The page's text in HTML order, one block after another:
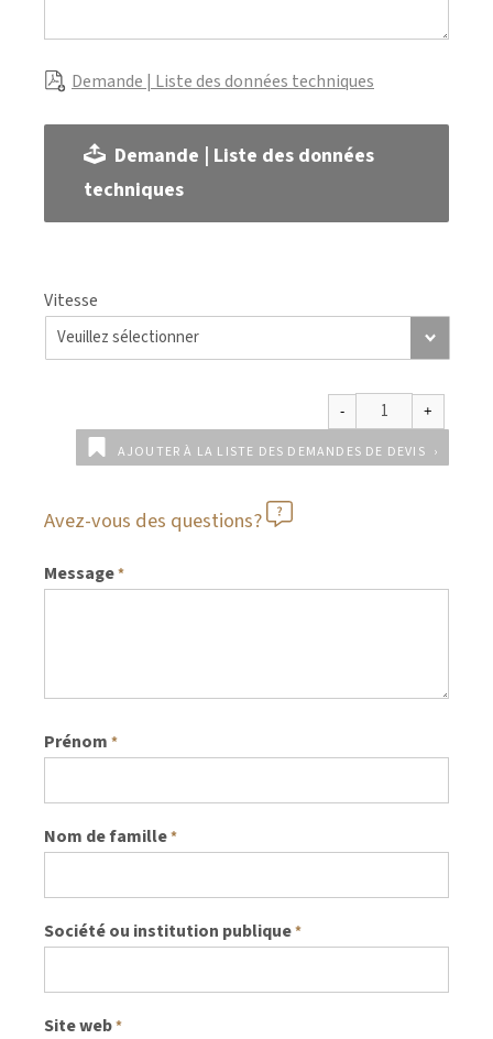
Demande | Liste des données techniques
Demande | Liste des données
techniques
Vitesse
AJOUTER À LA LISTE DES DEMANDES DE DEVIS
Avez-vous des questions?
Message*
Prénom *
Nom de famille*
Société ou institution publique*
Site web*